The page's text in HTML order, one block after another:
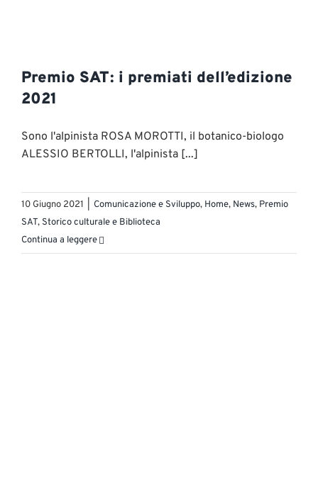
Premio SAT: i premiati dell’edizione
2021
Sono l'alpinista ROSA MOROTTI, il botanico-biologo
ALESSIO BERTOLLI, l'alpinista [...]
10 Giugno 2021 Comunicazione e Sviluppo, Home, News, Premio
SAT, Storico culturale e Biblioteca
Continua a leggere